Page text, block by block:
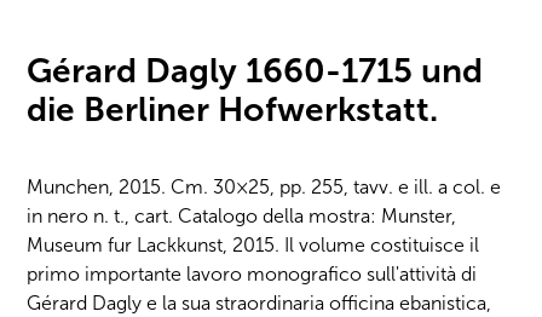
Gérard Dagly 1660-1715 und
die Berliner Hofwerkstatt.
Munchen, 2015. Cm. 30×25, pp. 255, tavv. e ill. a col. e
in nero n. t., cart. Catalogo della mostra: Munster,
Museum fur Lackkunst, 2015. Il volume costituisce il
primo importante lavoro monografico sull'attività di
Gérard Dagly e la sua straordinaria officina ebanistica,